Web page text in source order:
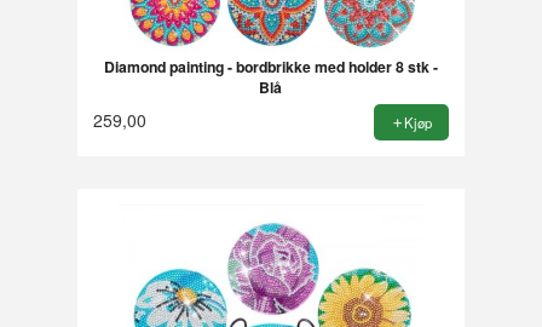
Diamond painting - bordbrikke med holder 8 stk -
Blå
259,00 Kjøp